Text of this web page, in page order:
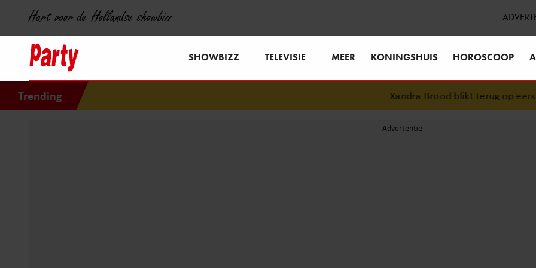
Hart voor de Hollandse showbizz
SHOWBIZZ TELEVISIE MEER KONINGSHUIS HOROSCOOP
Trending Xandra Brood blikt terug op eerste